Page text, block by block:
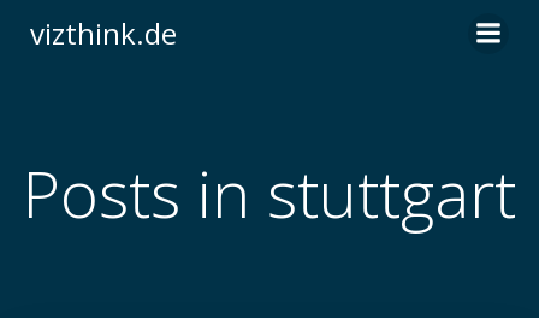
vizthink.de
Posts in stuttgart